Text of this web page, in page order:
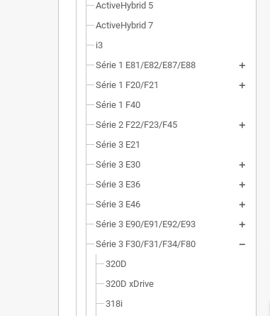
ActiveHybrid 5
ActiveHybrid 7
i3
Série 1 E81/E82/E87/E88
Série 1 F20/F21
Série 1 F40
Série 2 F22/F23/F45
Série 3 E21
Série 3 E30
Série 3 E36
Série 3 E46
Série 3 E90/E91/E92/E93
Série 3 F30/F31/F34/F80
320D
320D xDrive
318i